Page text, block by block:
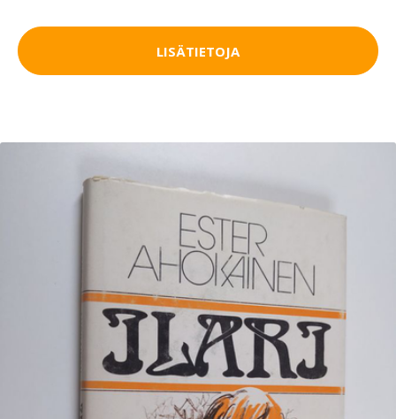
LISÄTIETOJA